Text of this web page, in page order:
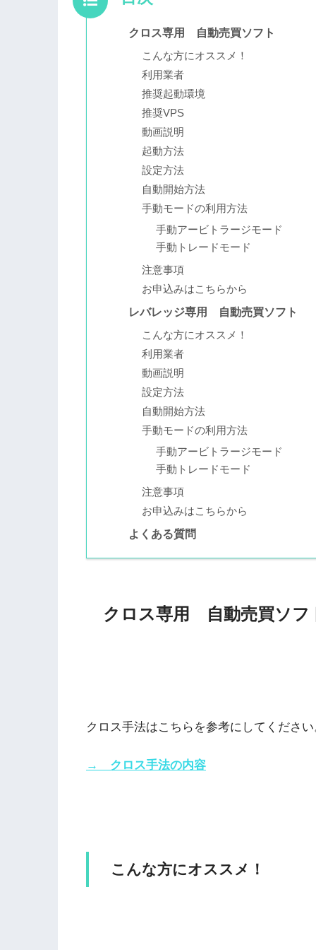
クロス専用 自動売買ソフト
こんな方にオススメ！
利用業者
推奨起動環境
推奨VPS
動画説明
起動方法
設定方法
自動開始方法
手動モードの利用方法
手動アービトラージモード
手動トレードモード
注意事項
お申込みはこちらから
レバレッジ専用 自動売買ソフト
こんな方にオススメ！
利用業者
動画説明
設定方法
自動開始方法
手動モードの利用方法
手動アービトラージモード
手動トレードモード
注意事項
お申込みはこちらから
よくある質問
クロス専用 自動売買ソフ
クロス手法はこちらを参考にしてくださ
→ クロス手法の内容
こんな方にオススメ！